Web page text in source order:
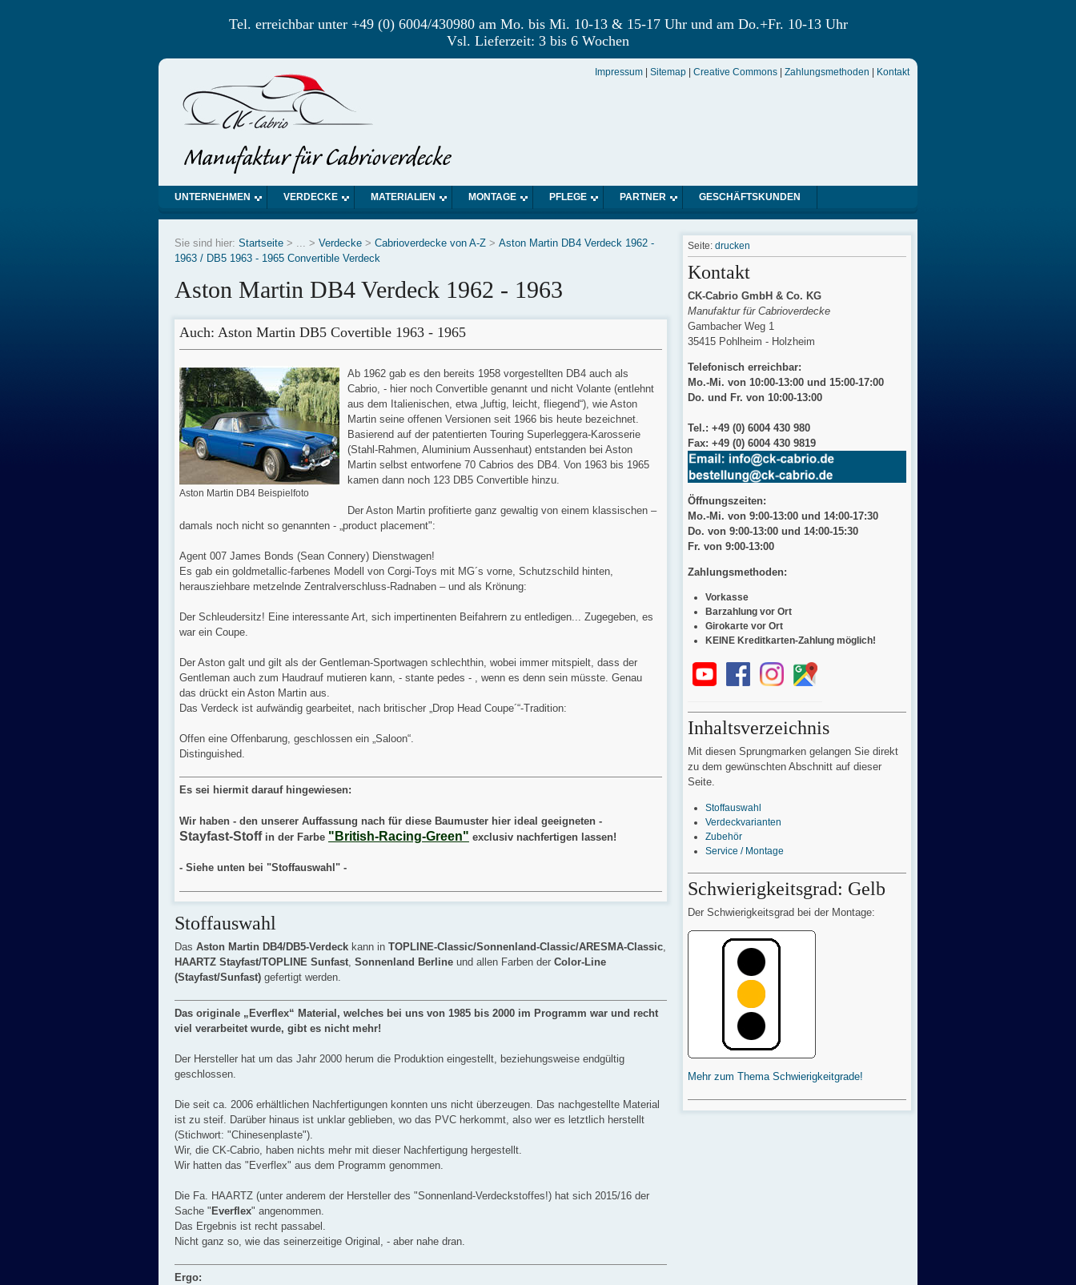
Tel. erreichbar unter +49 (0) 6004/430980 am Mo. bis Mi. 10-13 & 15-17 Uhr und am Do.+Fr. 10-13 Uhr
Vsl. Lieferzeit: 3 bis 6 Wochen
Impressum |Sitemap |Creative Commons |Zahlungsmethoden | Kontakt
UNTERNEHMEN VERDECKE MATERIALIEN MONTAGE PFLEGE PARTNER GESCHÄFTSKUNDEN
Sie sind hier: Startseite> ... > Verdecke> Cabrioverdecke von A-Z> Aston Martin DB4 Verdeck 1962 -
1963 / DB5 1963 - 1965 Convertible Verdeck
Aston Martin DB4 Verdeck 1962 - 1963
Auch: Aston Martin DB5 Covertible 1963 - 1965
Aston Martin DB4 Beispielfoto
Ab 1962 gab es den bereits 1958 vorgestellten DB4 auch als
Cabrio, - hier noch Convertible genannt und nicht Volante (entlehnt
aus dem Italienischen, etwa „luftig, leicht, fliegend“), wie Aston
Martin seine offenen Versionen seit 1966 bis heute bezeichnet.
Basierend auf der patentierten Touring Superleggera-Karosserie
(Stahl-Rahmen, Aluminium Aussenhaut) entstanden bei Aston
Martin selbst entworfene 70 Cabrios des DB4. Von 1963 bis 1965
kamen dann noch 123 DB5 Convertible hinzu.
Der Aston Martin profitierte ganz gewaltig von einem klassischen –
damals noch nicht so genannten - „product placement":
Agent 007 James Bonds (Sean Connery) Dienstwagen!
Es gab ein goldmetallic-farbenes Modell von Corgi-Toys mit MG´s vorne, Schutzschild hinten,
herausziehbare metzelnde Zentralverschluss-Radnaben – und als Krönung:
Der Schleudersitz! Eine interessante Art, sich impertinenten Beifahrern zu entledigen... Zugegeben, es
war ein Coupe.
Der Aston galt und gilt als der Gentleman-Sportwagen schlechthin, wobei immer mitspielt, dass der
Gentleman auch zum Haudrauf mutieren kann, - stante pedes - , wenn es denn sein müsste. Genau
das drückt ein Aston Martin aus.
Das Verdeck ist aufwändig gearbeitet, nach britischer „Drop Head Coupe´“-Tradition:
Offen eine Offenbarung, geschlossen ein „Saloon“.
Distinguished.
Es sei hiermit darauf hingewiesen:
Wir haben - den unserer Auffassung nach für diese Baumuster hier ideal geeigneten -
Stayfast-Stoffin der Farbe "British-Racing-Green" exclusiv nachfertigen lassen!
- Siehe unten bei "Stoffauswahl" -
Stoffauswahl
Das Aston Martin DB4/DB5-Verdeckkann in TOPLINE-Classic/Sonnenland-Classic/ARESMA-Classic,
HAARTZ Stayfast/TOPLINE Sunfast, Sonnenland Berlineund allen Farben der Color-Line
(Stayfast/Sunfast)gefertigt werden.
Das originale „Everflex“ Material, welches bei uns von 1985 bis 2000 im Programm war und recht
viel verarbeitet wurde, gibt es nicht mehr!
Der Hersteller hat um das Jahr 2000 herum die Produktion eingestellt, beziehungsweise endgültig
geschlossen.
Die seit ca. 2006 erhältlichen Nachfertigungen konnten uns nicht überzeugen. Das nachgestellte Material
ist zu steif. Darüber hinaus ist unklar geblieben, wo das PVC herkommt, also wer es letztlich herstellt
(Stichwort: "Chinesenplaste").
Wir, die CK-Cabrio, haben nichts mehr mit dieser Nachfertigung hergestellt.
Wir hatten das "Everflex" aus dem Programm genommen.
Die Fa. HAARTZ (unter anderem der Hersteller des "Sonnenland-Verdeckstoffes!) hat sich 2015/16 der
Sache " Everflex" angenommen.
Das Ergebnis ist recht passabel.
Nicht ganz so, wie das seinerzeitige Original, - aber nahe dran.
Ergo:
Seite: drucken
Kontakt
CK-Cabrio GmbH & Co. KG
Manufaktur für Cabrioverdecke
Gambacher Weg 1
35415 Pohlheim - Holzheim
Telefonisch erreichbar:
Mo.-Mi. von 10:00-13:00 und 15:00-17:00
Do. und Fr. von 10:00-13:00
Tel.: +49 (0) 6004 430 980
Fax: +49 (0) 6004 430 9819
Öffnungszeiten:
Mo.-Mi. von 9:00-13:00 und 14:00-17:30
Do. von 9:00-13:00 und 14:00-15:30
Fr. von 9:00-13:00
Zahlungsmethoden:
Vorkasse
Barzahlung vor Ort
Girokarte vor Ort
KEINE Kreditkarten-Zahlung möglich!
Inhaltsverzeichnis
Mit diesen Sprungmarken gelangen Sie direkt
zu dem gewünschten Abschnitt auf dieser
Seite.
Stoffauswahl
Verdeckvarianten
Zubehör
Service / Montage
Schwierigkeitsgrad: Gelb
Der Schwierigkeitsgrad bei der Montage:
Mehr zum Thema Schwierigkeitgrade!